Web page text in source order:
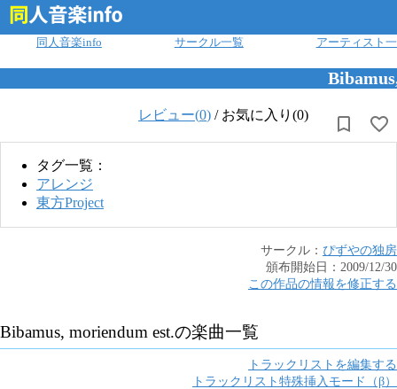
同人音楽info サークル一覧 アーティスト
レビュー(0) / お気に入り(0)
タグ一覧：
アレンジ
東方Project
サークル： ぴずやの独房
頒布開始日： 2009/12/30
この作品の情報を修正する
Bibamus, moriendum est.の楽曲一覧
トラックリストを編集する
トラックリスト特殊挿入モード（β）